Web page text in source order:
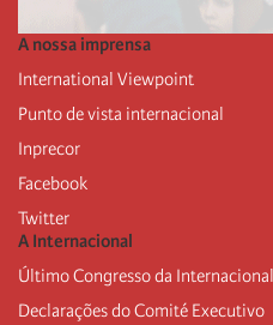
A nossa imprensa
International Viewpoint
Punto de vista internacional
Inprecor
Facebook
Twitter
A Internacional
Último Congresso da Internacional
Declarações do Comité Executivo